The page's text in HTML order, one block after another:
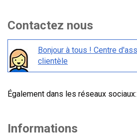
Contactez nous
Bonjour à tous ! Centre
clientèle
Également dans les réseaux sociaux:
Informations